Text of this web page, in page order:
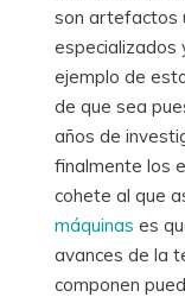
son artefactos
especializados
ejemplo de
de que sea
años de
finalmente los
cohete al que
máquinas es
avances de la
componen